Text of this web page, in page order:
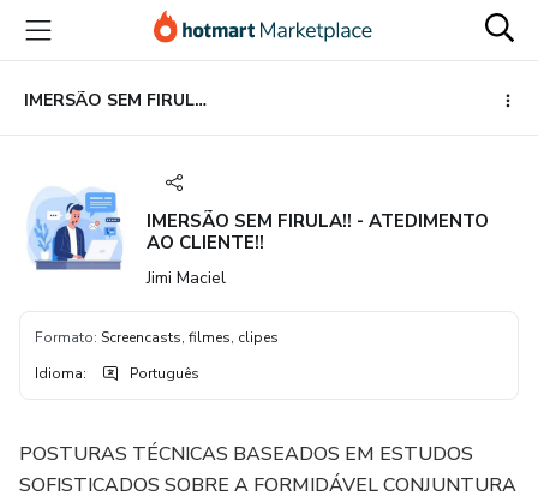
para
conteúdo
principal
para
pagamento
para
rodapé
IMERSÃO SEM FIRULA!! - ATEDIMENTO AO CLIENTE!!
IMERSÃO SEM FIRULA!! - ATEDIMENTO
AO CLIENTE!!
Jimi Maciel
Formato: Screencasts, filmes, clipes
Idioma: Português
POSTURAS TÉCNICAS BASEADOS EM ESTUDOS
SOFISTICADOS SOBRE A FORMIDÁVEL CONJUNTURA